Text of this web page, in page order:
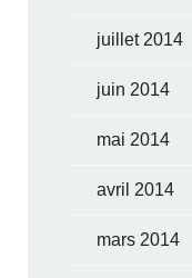
juillet 2014
juin 2014
mai 2014
avril 2014
mars 2014